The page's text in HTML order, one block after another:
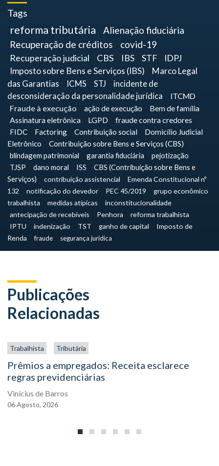
Tags
reforma tributária
Alienação fiduciária
Recuperação de créditos
covid-19
Recuperação judicial CBS IBS STF
IDPJ
Imposto sobre Bens e Serviços (IBS)
Marco Legal
das Garantias
ICMS STJ
incidente de
desconsideração da personalidade jurídica
ITCMD
Fraude à execução
ação de execução
Bem de família
Assinatura eletrônica
LGPD fraude contra credores
FIDC Factoring Contribuição social
Domicílio Judicial
Eletrônico
Contribuição sobre Bens e Serviços (CBS)
blindagem patrimonial
garantia fiduciária
pejotização
TJSP
dano moral ISS
CBS (Contribuição sobre Bens e
Serviços)
contribuição assistencial
Emenda Constitucional nº
132
notificação do devedor PEC 45/2019
grupo econômico
trabalhista
medidas atípicas
inconstitucionalidade
antecipação de recebíveis
Penhora
reforma trabalhista
IPTU
indenização TST ganho de capital
Imposto de
Renda
fraude segurança jurídica
Publicações
Relacionadas
Trabalhista Tributária
Prêmios a empregados: Receita esclarece
regras previdenciárias
Vinícius de Barros
06Agosto, 2026